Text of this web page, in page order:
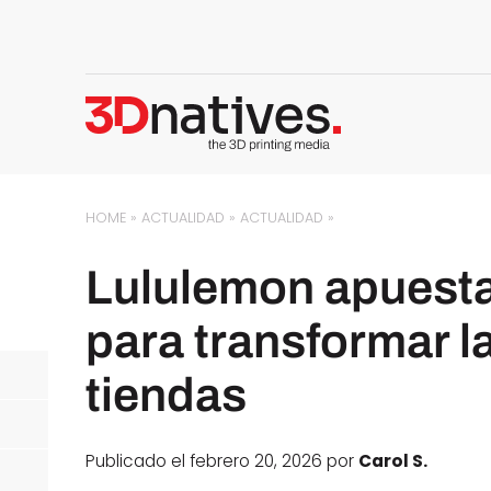
HOME »ACTUALIDAD »ACTUALIDAD »
Lululemon
para transformar
tiendas
Publicado el febrero 20, 2026 por Carol S.